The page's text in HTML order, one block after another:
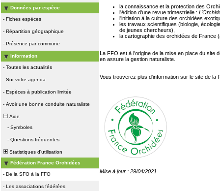
Données par espèce
- Fiches espèces
- Répartition géographique
- Présence par commune
Information
- Toutes les actualités
- Sur votre agenda
- Espèces à publication limitée
- Avoir une bonne conduite naturaliste
Aide
- Symboles
- Questions fréquentes
Statistiques d'utilisation
Fédération France Orchidées
- De la SFO à la FFO
- Les associations fédérées
la connaissance et la protection des
l'édition d'une revue trimestrielle :
l'initiation à la culture des orchidées
les travaux scientifiques (biologie,
de jeunes chercheurs),
la cartographie des orchidées de France
La FFO est à l'origine de la mise en place du site
en assure la gestion naturaliste.
Vous trouverez plus d'information sur le site de la
Mise à jour : 29/04/2021